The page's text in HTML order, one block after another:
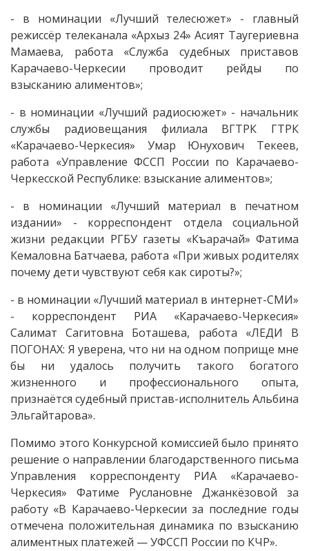
- в номинации «Лучший телесюжет» - главный
режиссёр телеканала «Архыз 24» Асият Таугериевна
Мамаева, работа «Служба судебных приставов
Карачаево-Черкесии проводит рейды по
взысканию алиментов»;
- в номинации «Лучший радиосюжет» - начальник
службы радиовещания филиала ВГТРК ГТРК
«Карачаево-Черкесия» Умар Юнухович Текеев,
работа «Управление ФССП России по Карачаево-
Черкесской Республике: взыскание алиментов»;
- в номинации «Лучший материал в печатном
издании» - корреспондент отдела социальной
жизни редакции РГБУ газеты «Къарачай» Фатима
Кемаловна Батчаева, работа «При живых родителях
почему дети чувствуют себя как сироты?»;
- в номинации «Лучший материал в интернет-СМИ»
- корреспондент РИА «Карачаево-Черкесия»
Салимат Сагитовна Боташева, работа «ЛЕДИ В
ПОГОНАХ: Я уверена, что ни на одном поприще мне
бы ни удалось получить такого богатого
жизненного и профессионального опыта,
признаётся судебный пристав-исполнитель Альбина
Эльгайтарова».
Помимо этого Конкурсной комиссией было принято
решение о направлении благодарственного письма
Управления корреспонденту РИА «Карачаево-
Черкесия» Фатиме Руслановне Джанкёзовой за
работу «В Карачаево-Черкесии за последние годы
отмечена положительная динамика по взысканию
алиментных платежей — УФССП России по КЧР».